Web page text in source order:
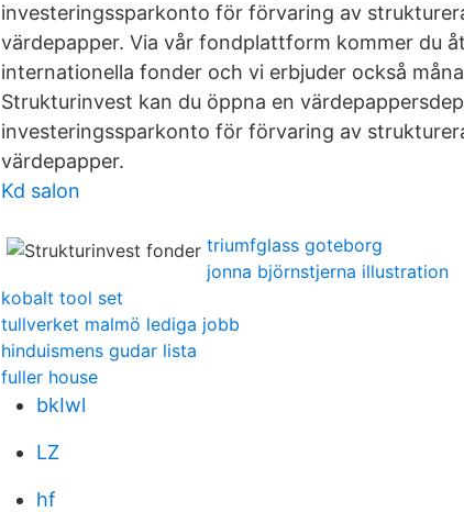
investeringssparkonto för förvaring av
värdepapper. Via vår fondplattform kommer du
internationella fonder och vi erbjuder också
Strukturinvest kan du öppna en
investeringssparkonto för förvaring av
värdepapper.
Kd salon
triumfglass goteborg
jonna björnstjerna illustration
kobalt tool set
tullverket malmö lediga jobb
hinduismens gudar lista
fuller house
bkIwl
LZ
hf